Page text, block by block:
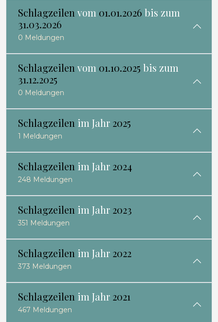
Schlagzeilen vom 01.01.2026 bis zum
31.03.2026
0 Meldungen
Schlagzeilen vom 01.10.2025 bis zum
31.12.2025
0 Meldungen
Schlagzeilen im Jahr 2025
1 Meldungen
Schlagzeilen im Jahr 2024
248 Meldungen
Schlagzeilen im Jahr 2023
351 Meldungen
Schlagzeilen im Jahr 2022
373 Meldungen
Schlagzeilen im Jahr 2021
467 Meldungen